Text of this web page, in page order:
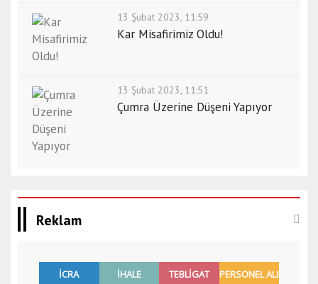
13 Şubat 2023, 11:59
Kar Misafirimiz Oldu!
13 Şubat 2023, 11:51
Çumra Üzerine Düşeni Yapıyor
Reklam